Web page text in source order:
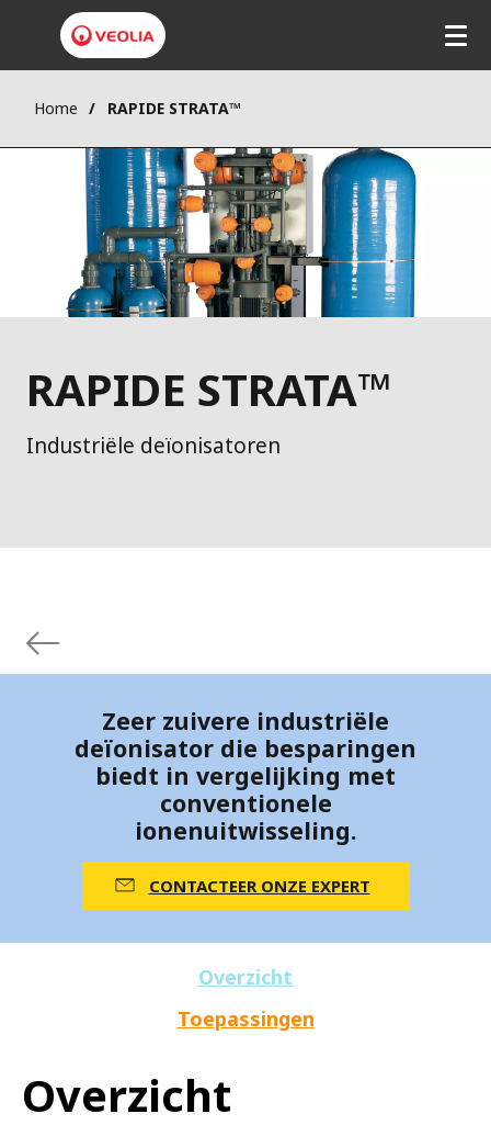
Home RAPIDE STRATA™
RAPIDE STRATA™
Industriële deïonisatoren
Zeer zuivere industriële
deïonisator die besparingen
biedt in vergelijking met
conventionele
ionenuitwisseling.
CONTACTEER ONZE EXPERT
Overzicht
Toepassingen
Overzicht